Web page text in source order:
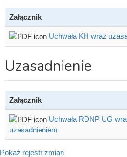
Załącznik
Uchwała KH wraz
Uzasadnienie
Załącznik
Uchwała RDNP UG
uzasadnieniem
Pokaż rejestr zmian